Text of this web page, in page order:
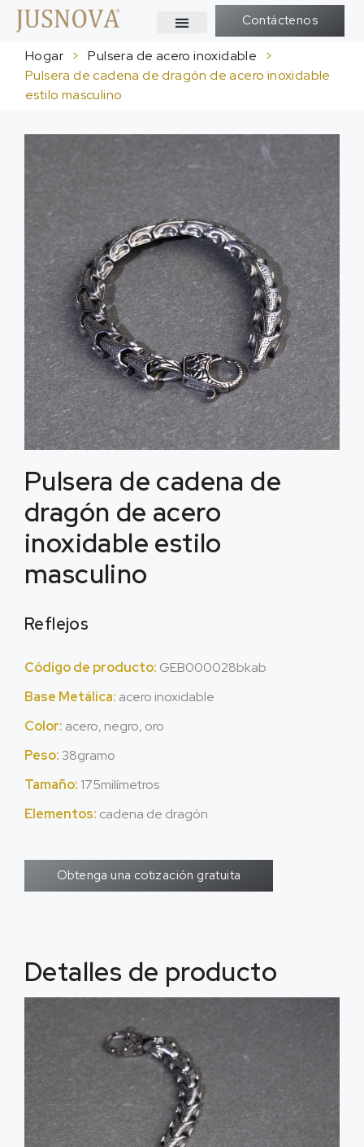
Contáctenos
Hogar > Pulsera de acero inoxidable
>
Pulsera de cadena de dragón de acero inoxidable
estilo masculino
Pulsera de cadena de
dragón de acero
inoxidable estilo
masculino
Reflejos
Código de producto: GEB000028bkab
Base Metálica: acero inoxidable
Color: acero, negro, oro
Peso: 38gramo
Tamaño: 175milímetros
Elementos: cadena de dragón
Obtenga una cotización gratuita
Detalles de producto